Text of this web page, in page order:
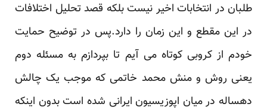
طلبان در انتخابات اخیر نیست بلکه قصد تحلیل اختلافات
در این مقطع و این زمان را دارد.پس در توضیح حمایت
خودم از کروبی کوتاه می آیم تا بپردازم به مسئله دوم
یعنی روش و منش محمد خاتمی که موجب یک چالش
دهساله در میان اپوزیسیون ایرانی شده است بدون اینکه